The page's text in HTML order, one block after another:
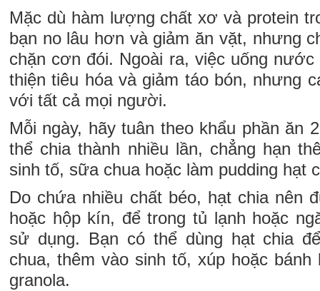
Mặc dù hàm lượng chất xơ và protein
bạn no lâu hơn và giảm ăn vặt, nhưng
chặn cơn đói. Ngoài ra, việc uống
thiện tiêu hóa và giảm táo bón, nhưng
với tất cả mọi người.
Mỗi ngày, hãy tuân theo khẩu phần ăn
thể chia thành nhiều lần, chẳng hạn
sinh tố, sữa chua hoặc làm pudding hạt
Do chứa nhiều chất béo, hạt chia nên
hoặc hộp kín, để trong tủ lạnh hoặc
sử dụng. Bạn có thể dùng hạt chia
chua, thêm vào sinh tố, xúp hoặc
granola.